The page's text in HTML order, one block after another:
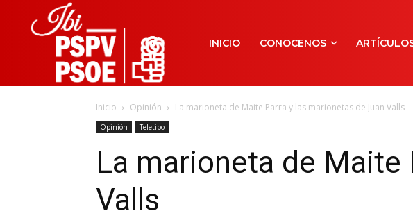
INICIO CONOCENOS
Inicio Opinión La marioneta de Maite Parra y las marionetas de Juan Valls
Opinión Teletipo
La marioneta de Maite
Valls